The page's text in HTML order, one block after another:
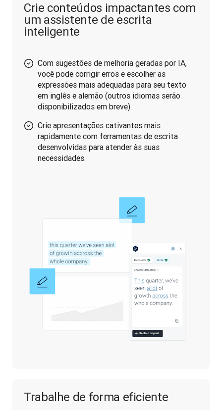
Crie conteúdos impactantes com
um assistente de escrita
inteligente
Com sugestões de melhoria geradas por IA,
você pode corrigir erros e escolher as
expressões mais adequadas para seu texto
em inglês e alemão (outros idiomas serão
disponibilizados em breve).
Crie apresentações cativantes mais
rapidamente com ferramentas de escrita
desenvolvidas para atender às suas
necessidades.
Trabalhe de forma eficiente